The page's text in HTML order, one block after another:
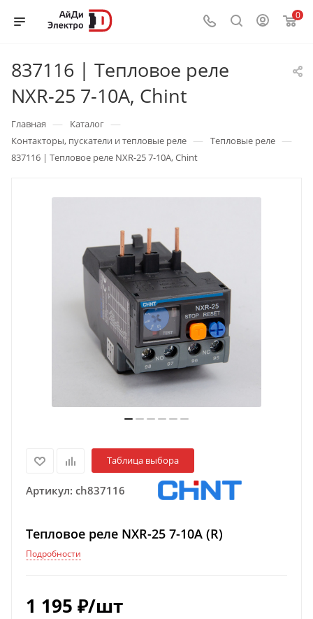
0
837116 | Тепловое реле
NXR-25 7-10А, Chint
Главная — Каталог —
Контакторы, пускатели и тепловые реле — Тепловые реле —
837116 | Тепловое реле NXR-25 7-10А, Chint
Таблица выбора
Артикул: ch837116
Тепловое реле NXR-25 7-10A (R)
Подробности
1 195 ₽/шт